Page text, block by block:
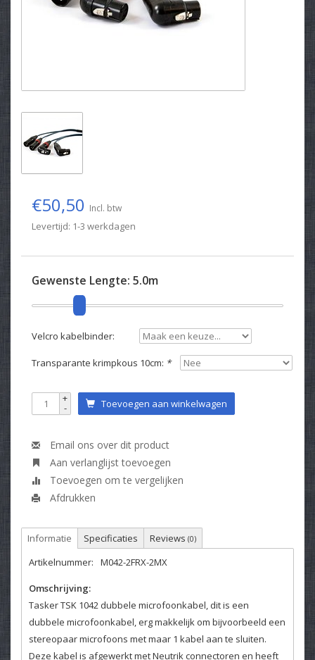
€50,50 Incl. btw
Levertijd: 1-3 werkdagen
Gewenste Lengte: 5.0m
Velcro kabelbinder:
Transparante krimpkous 10cm: *
+
- Toevoegen aan winkelwagen
Email ons over dit product
Aan verlanglijst toevoegen
Toevoegen om te vergelijken
Afdrukken
Informatie Specificaties Reviews (0)
Artikelnummer: M042-2FRX-2MX
Omschrijving:
Tasker TSK 1042 dubbele microfoonkabel, dit is een
dubbele microfoonkabel, erg makkelijk om bijvoorbeeld een
stereopaar microfoons met maar 1 kabel aan te sluiten.
Deze kabel is afgewerkt met Neutrik connectoren en heeft